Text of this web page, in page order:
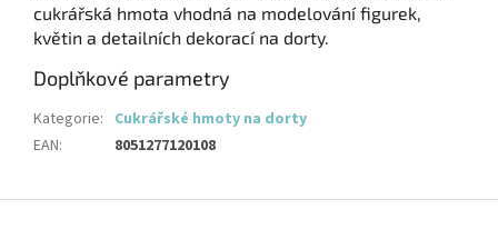
cukrářská hmota vhodná na modelování figurek,
květin a detailních dekorací na dorty.
Doplňkové parametry
Kategorie: Cukrářské hmoty na dorty
EAN: 8051277120108